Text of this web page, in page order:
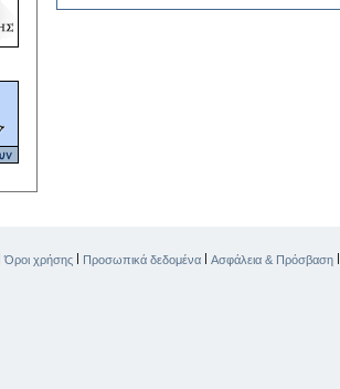
|Όροι χρήσης Προσωπικά δεδομένα Ασφάλεια & Πρόσβαση